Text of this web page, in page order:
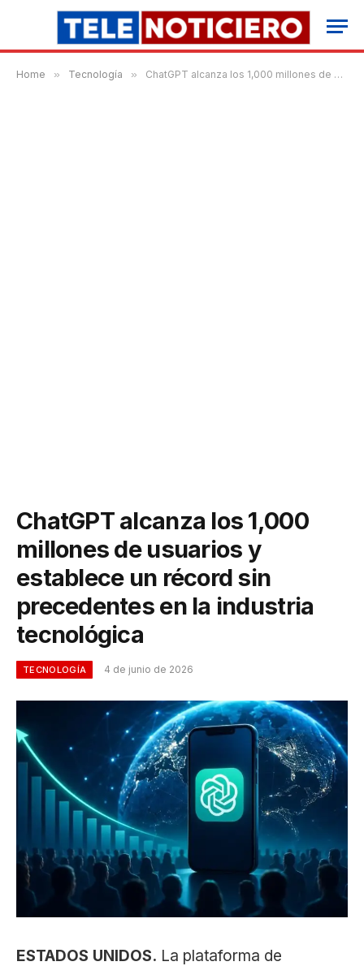
Home » Tecnología » ChatGPT alcanza los 1,000 millones de usuarios y establece un récord sin precedentes en la industria tecnológica
ChatGPT alcanza los 1,000
millones de usuarios y
establece un récord sin
precedentes en la industria
tecnológica
TECNOLOGÍA 4 de junio de 2026
ESTADOS UNIDOS. La plataforma de